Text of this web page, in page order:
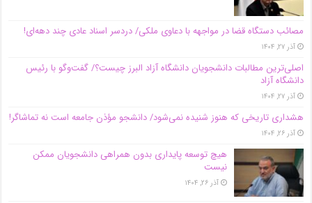
مصائب دستگاه قضا در مواجهه با دعاوی ملکی/ دردسر اسناد عادی چند‌ دهه‌ای!
آذر ۲۷, ۱۴۰۴
اصلی‌ترین مطالبات دانشجویان دانشگاه آزاد البرز چیست؟/ گفت‌وگو با رئیس
دانشگاه آز‌اد
آذر ۲۷, ۱۴۰۴
هشداری تاریخی که هنوز شنیده نمی‌شود/ دانشجو مؤذن جامعه است نه تماشاگر!
آذر ۲۶, ۱۴۰۴
هیچ توسعه پایداری بدون همراهی دانشجویان ممکن
نیست
آذر ۲۶, ۱۴۰۴